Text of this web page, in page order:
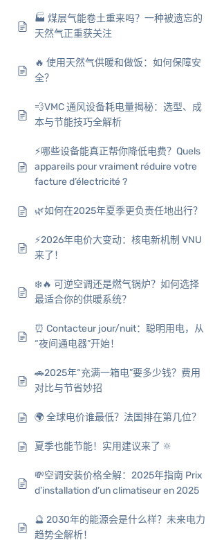
🏭 煤层气能卷土重来吗？一种被遗忘的
天然气正重获关注
🔥 使用天然气供暖和做饭：如何保障安
全？
💨VMC 通风设备耗电量揭秘：选型、成
本与节能技巧全解析
⚡哪些设备能真正帮你降低电费？Quels
appareils pour vraiment réduire votre
facture d’électricité ?
🌿如何在2025年夏季更负责任地出行？
⚡2026年电价大变动：核电新机制 VNU
来了！
❄️🔥 可逆空调还是燃气锅炉？如何选择
最适合你的供暖系统？
⏰ Contacteur jour/nuit：聪明用电，从
“夜间通电器”开始！
🚗2025年“充满一箱电”要多少钱？费用
对比与节省妙招
🌍 全球电价谁最低？法国排在第几位？
夏季也能节能！实用建议来了 🔆
💸空调安装价格全解：2025年指南 Prix
d’installation d’un climatiseur en 2025
🔮 2030年的能源会是什么样？未来电力
趋势全解析！